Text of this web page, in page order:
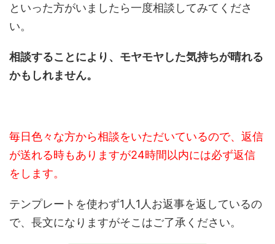
といった方がいましたら一度相談してみてくださ
い。
相談することにより、モヤモヤした気持ちが晴れる
かもしれません。
毎日色々な方から相談をいただいているので、返信
が送れる時もありますが24時間以内には必ず返信
をします。
テンプレートを使わず1人1人お返事を返しているの
で、長文になりますがそこはご了承ください。